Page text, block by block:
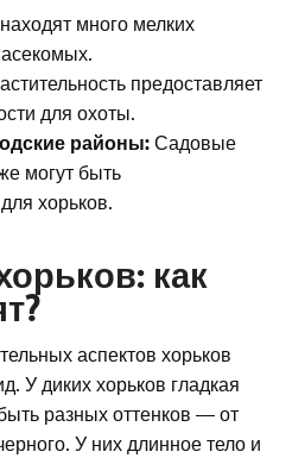
много мелких
предоставляет
для охоты.
районы: Садовые
могут быть
хорьков.
как
аспектов хорьков
У диких хорьков гладкая
разных оттенков — от
У них длинное тело и